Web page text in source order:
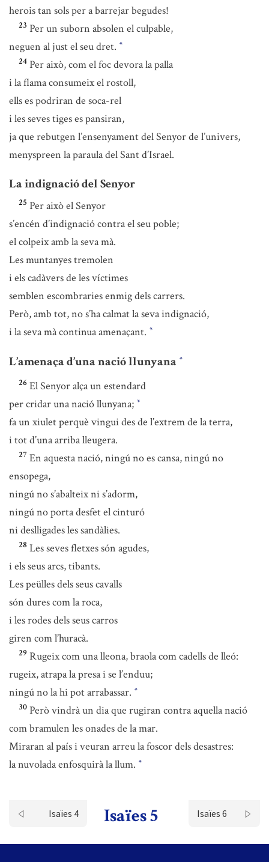
herois tan sols per a barrejar begudes!
23 Per un suborn absolen el culpable,
neguen al just el seu dret. *
24 Per això, com el foc devora la palla
i la flama consumeix el rostoll,
ells es podriran de soca-rel
i les seves tiges es pansiran,
ja que rebutgen l’ensenyament del Senyor de l’univers,
menyspreen la paraula del Sant d’Israel.
La indignació del Senyor
25 Per això el Senyor
s’encén d’indignació contra el seu poble;
el colpeix amb la seva mà.
Les muntanyes tremolen
i els cadàvers de les víctimes
semblen escombraries enmig dels carrers.
Però, amb tot, no s’ha calmat la seva indignació,
i la seva mà continua amenaçant. *
L’amenaça d’una nació llunyana *
26 El Senyor alça un estendard
per cridar una nació llunyana; *
fa un xiulet perquè vingui des de l’extrem de la terra,
i tot d’una arriba lleugera.
27 En aquesta nació, ningú no es cansa, ningú no
ensopega,
ningú no s’abalteix ni s’adorm,
ningú no porta desfet el cinturó
ni deslligades les sandàlies.
28 Les seves fletxes són agudes,
i els seus arcs, tibants.
Les peülles dels seus cavalls
són dures com la roca,
i les rodes dels seus carros
giren com l’huracà.
29 Rugeix com una lleona, braola com cadells de lleó:
rugeix, atrapa la presa i se l’enduu;
ningú no la hi pot arrabassar. *
30 Però vindrà un dia que rugiran contra aquella nació
com bramulen les onades de la mar.
Miraran al país i veuran arreu la foscor dels desastres:
la nuvolada enfosquirà la llum. *
Isaïes 4 Isaïes 5 Isaïes 6